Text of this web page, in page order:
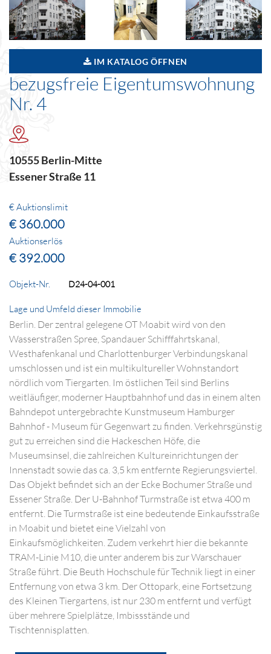
IM KATALOG ÖFFNEN
bezugsfreie Eigentumswohnung
Nr. 4
10555 Berlin-Mitte
Essener Straße 11
€ Auktionslimit
€ 360.000
Auktionserlös
€ 392.000
Objekt-Nr. D24-04-001
Lage und Umfeld dieser Immobilie
Berlin. Der zentral gelegene OT Moabit wird von den
Wasserstraßen Spree, Spandauer Schifffahrtskanal,
Westhafenkanal und Charlottenburger Verbindungskanal
umschlossen und ist ein multikultureller Wohnstandort
nördlich vom Tiergarten. Im östlichen Teil sind Berlins
weitläufiger, moderner Hauptbahnhof und das in einem alten
Bahndepot untergebrachte Kunstmuseum Hamburger
Bahnhof - Museum für Gegenwart zu finden. Verkehrsgünstig
gut zu erreichen sind die Hackeschen Höfe, die
Museumsinsel, die zahlreichen Kultureinrichtungen der
Innenstadt sowie das ca. 3,5 km entfernte Regierungsviertel.
Das Objekt befindet sich an der Ecke Bochumer Straße und
Essener Straße. Der U-Bahnhof Turmstraße ist etwa 400 m
entfernt. Die Turmstraße ist eine bedeutende Einkaufsstraße
in Moabit und bietet eine Vielzahl von
Einkaufsmöglichkeiten. Zudem verkehrt hier die bekannte
TRAM-Linie M10, die unter anderem bis zur Warschauer
Straße führt. Die Beuth Hochschule für Technik liegt in einer
Entfernung von etwa 3 km. Der Ottopark, eine Fortsetzung
des Kleinen Tiergartens, ist nur 230 m entfernt und verfügt
über mehrere Spielplätze, Imbissstände und
Tischtennisplatten.